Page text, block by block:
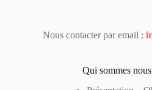
Nous contacter par email :
Qui sommes